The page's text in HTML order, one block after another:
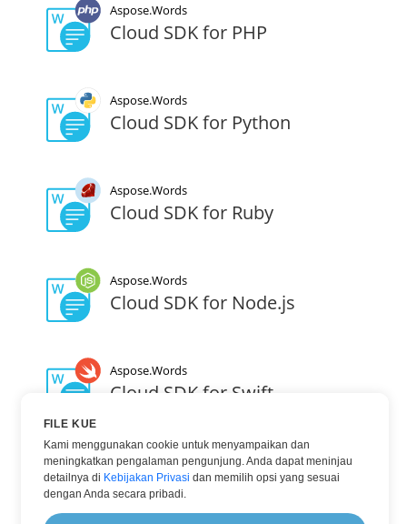
Aspose.Words
Cloud SDK for PHP
Aspose.Words
Cloud SDK for Python
Aspose.Words
Cloud SDK for Ruby
Aspose.Words
Cloud SDK for Node.js
Aspose.Words
Cloud SDK for Swift
Aspose.Words
Cloud SDK for Go
FILE KUE
Kami menggunakan cookie untuk menyampaikan dan
meningkatkan pengalaman pengunjung. Anda dapat meninjau
detailnya di Kebijakan Privasi dan memilih opsi yang sesuai
dengan Anda secara pribadi.